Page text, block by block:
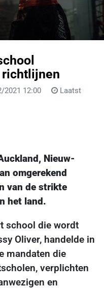
2021 12:00
Laatst
Nieuw-
omgerekend
van de strikte
het land.
school die wordt
Oliver, handelde in
mandaten die
verplichten
en